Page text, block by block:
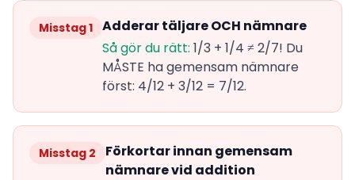
Misstag 1 Adderar täljare OCH nämnare
Så gör du rätt: 1/3 + 1/4 ≠ 2/7! Du
MÅSTE ha gemensam nämnare
först: 4/12 + 3/12 = 7/12.
Misstag 2
Förkortar innan gemensam
nämnare vid addition